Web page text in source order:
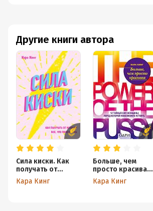
Другие книги автора
Сила киски. Как
получать от
мужчин все, что
пожелаешь
Кара Кинг
Больше, чем
просто красивая.
12 тайных сил
женщины, перед
Кара Кинг